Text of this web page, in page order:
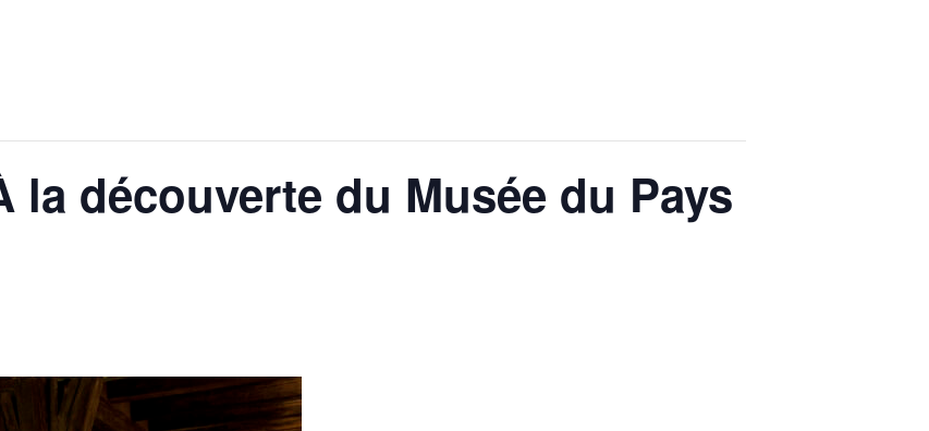
la découverte du Musée du Pays